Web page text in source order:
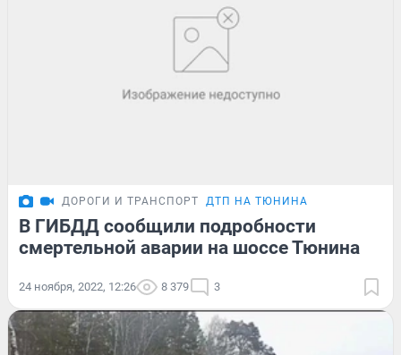
ДОРОГИ И ТРАНСПОРТ ДТП НА ТЮНИНА
В ГИБДД сообщили подробности
смертельной аварии на шоссе Тюнина
24 ноября, 2022, 12:26 8 379 3